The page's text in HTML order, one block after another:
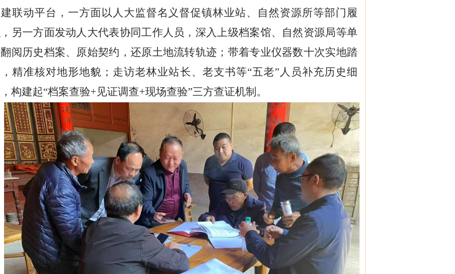
联动平台，一方面以人大监督名义督促镇林业站、自然资源所等部门履
另一方面发动人大代表协同工作人员，深入上级档案馆、自然资源局等单
阅历史档案、原始契约，还原土地流转轨迹；带着专业仪器数十次实地踏
精准核对地形地貌；走访老林业站长、老支书等“五老”人员补充历史细
构建起“档案查验+见证调查+现场查验”三方查证机制。